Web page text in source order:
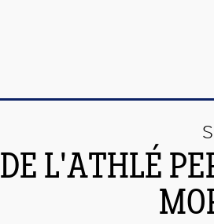
DE L'ATHLÉ